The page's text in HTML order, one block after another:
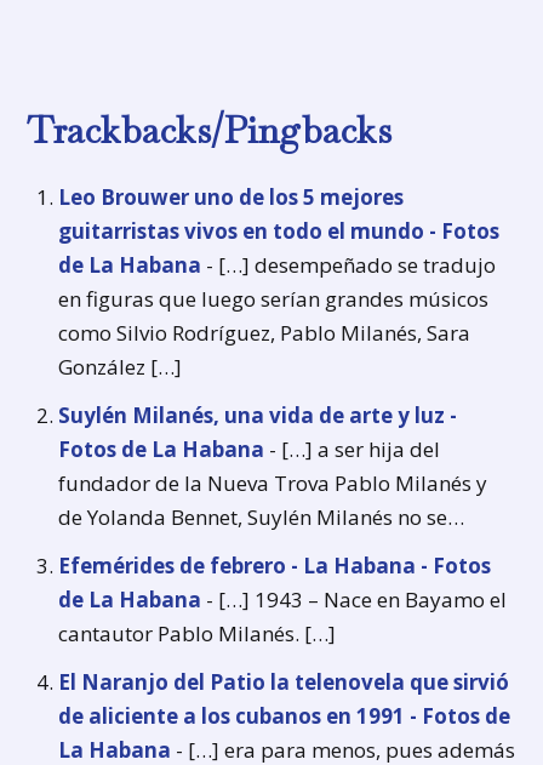
Trackbacks/Pingbacks
Leo Brouwer uno de los 5 mejores
guitarristas vivos en todo el mundo - Fotos
de La Habana - […] desempeñado se tradujo
en figuras que luego serían grandes músicos
como Silvio Rodríguez, Pablo Milanés, Sara
González […]
Suylén Milanés, una vida de arte y luz -
Fotos de La Habana - […] a ser hija del
fundador de la Nueva Trova Pablo Milanés y
de Yolanda Bennet, Suylén Milanés no se…
Efemérides de febrero - La Habana - Fotos
de La Habana - […] 1943 – Nace en Bayamo el
cantautor Pablo Milanés. […]
El Naranjo del Patio la telenovela que sirvió
de aliciente a los cubanos en 1991 - Fotos de
La Habana - […] era para menos, pues además